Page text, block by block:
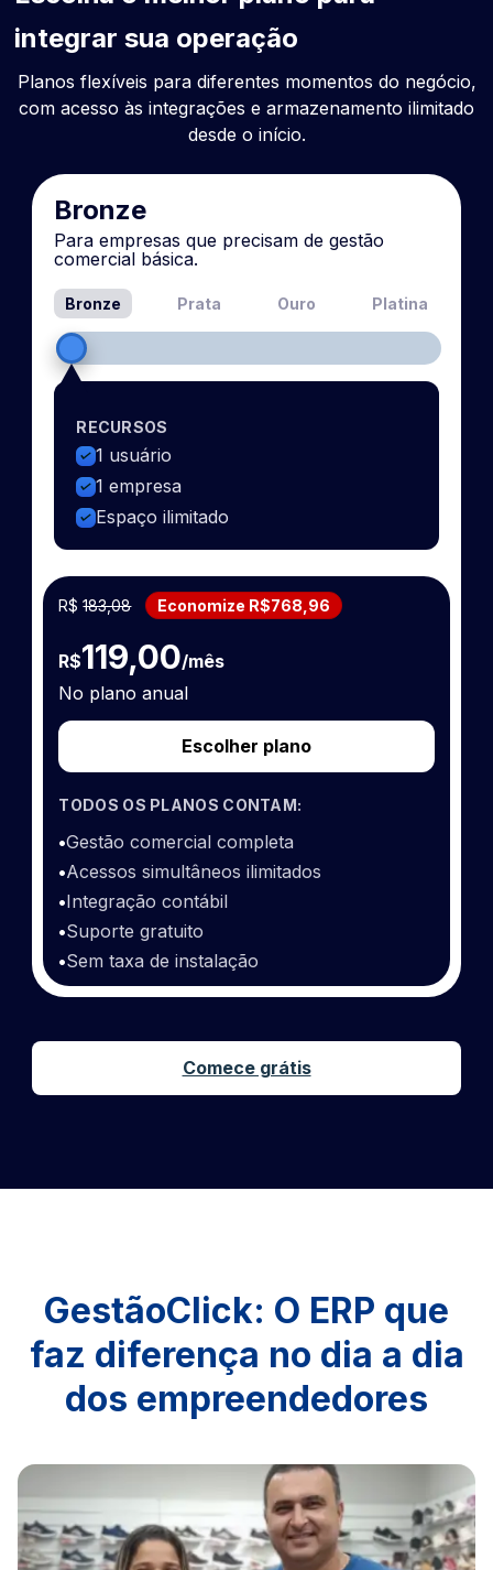
integrar sua operação
Planos flexíveis para diferentes momentos do negócio,
com acesso às integrações e armazenamento ilimitado
desde o início.
Bronze
Para empresas que precisam de gestão
comercial básica.
Bronze Prata Ouro Platina
RECURSOS
1 usuário
1 empresa
Espaço ilimitado
R$183,08 Economize R$768,96
R$119,00/mês
No plano anual
Escolher plano
TODOS OS PLANOS CONTAM:
•Gestão comercial completa
•Acessos simultâneos ilimitados
•Integração contábil
•Suporte gratuito
•Sem taxa de instalação
Comece grátis
GestãoClick: O ERP que
faz diferença no dia a dia
dos empreendedores